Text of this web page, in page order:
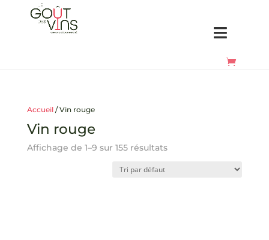
Accueil/ Vin rouge
Vin rouge
Affichage de 1–9 sur 155 résultats